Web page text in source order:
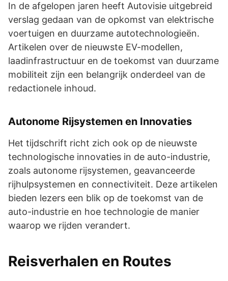
In de afgelopen jaren heeft Autovisie uitgebreid
verslag gedaan van de opkomst van elektrische
voertuigen en duurzame autotechnologieën.
Artikelen over de nieuwste EV-modellen,
laadinfrastructuur en de toekomst van duurzame
mobiliteit zijn een belangrijk onderdeel van de
redactionele inhoud.
Autonome Rijsystemen en Innovaties
Het tijdschrift richt zich ook op de nieuwste
technologische innovaties in de auto-industrie,
zoals autonome rijsystemen, geavanceerde
rijhulpsystemen en connectiviteit. Deze artikelen
bieden lezers een blik op de toekomst van de
auto-industrie en hoe technologie de manier
waarop we rijden verandert.
Reisverhalen en Routes